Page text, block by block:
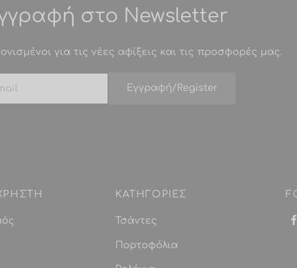
παραλλαγές.
μπορούν
επιλεγούν
στο Newsletter
για τις νέες αφίξεις και τις προσφορές μας.
ΚΑΤΗΓΟΡΙΕΣ
Τσάντες
Πορτοφόλια